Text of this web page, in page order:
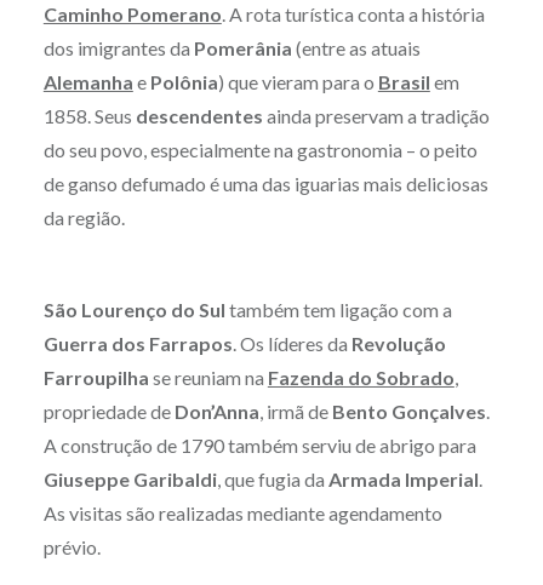
Caminho Pomerano . A rota turística conta a história
dos imigrantes da Pomerânia (entre as atuais
Alemanha ePolônia) que vieram para o Brasil em
1858. Seus descendentes ainda preservam a tradição
do seu povo, especialmente na gastronomia – o peito
de ganso defumado é uma das iguarias mais deliciosas
da região.
São Lourenço do Sul também tem ligação com a
Guerra dos Farrapos . Os líderes da Revolução
Farroupilha se reuniam na Fazenda do Sobrado
propriedade de Don’Anna , irmã de Bento Gonçalves
A construção de 1790 também serviu de abrigo para
Giuseppe Garibaldi, que fugia da Armada Imperial
As visitas são realizadas mediante agendamento
prévio.